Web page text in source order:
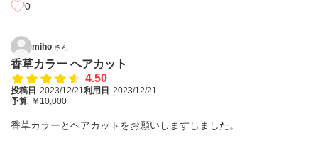
0
miho さん
香草カラー ヘアカット
4.50
投稿日 2023/12/21利用日 2023/12/21
予算 ￥10,000
香草カラーとヘアカットをお願いしますしました。